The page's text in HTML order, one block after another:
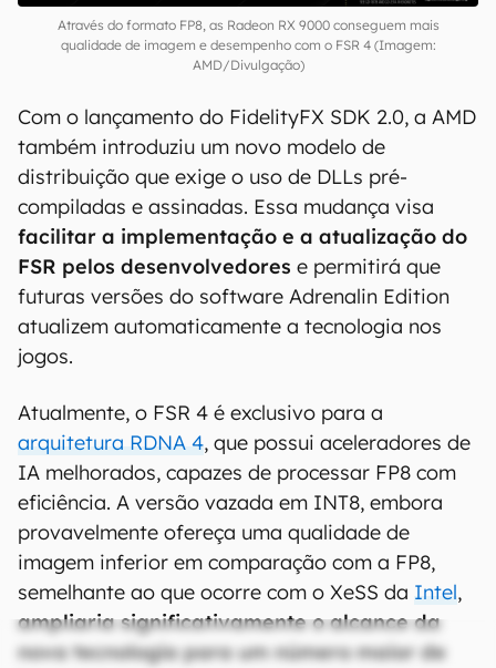
Através do formato FP8, as Radeon RX 9000 conseguem mais
qualidade de imagem e desempenho com o FSR 4 (Imagem:
AMD/Divulgação)
Com o lançamento do FidelityFX SDK 2.0, a AMD
também introduziu um novo modelo de
distribuição que exige o uso de DLLs pré-
compiladas e assinadas. Essa mudança visa
facilitar a implementação e a atualização do
FSR pelos desenvolvedores e permitirá que
futuras versões do software Adrenalin Edition
atualizem automaticamente a tecnologia nos
jogos.
Atualmente, o FSR 4 é exclusivo para a
arquitetura RDNA 4, que possui aceleradores de
IA melhorados, capazes de processar FP8 com
eficiência. A versão vazada em INT8, embora
provavelmente ofereça uma qualidade de
imagem inferior em comparação com a FP8,
semelhante ao que ocorre com o XeSS da Intel,
ampliaria significativamente o alcance da
nova tecnologia para um número maior de